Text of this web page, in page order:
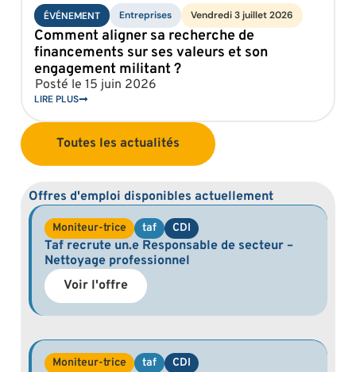
ÉVÉNEMENT Entreprises Vendredi 3 juillet 2026
Comment aligner sa recherche de
financements sur ses valeurs et son
engagement militant ?
Posté le 15 juin 2026
LIRE PLUS
Toutes les actualités
Offres d'emploi disponibles actuellement
Moniteur-trice taf CDI
Taf recrute un.e Responsable de secteur –
Nettoyage professionnel
Voir l'offre
Moniteur-trice taf CDI